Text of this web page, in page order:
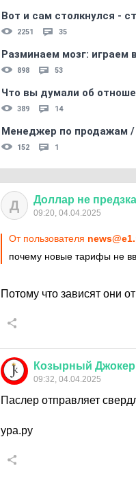
Вот и сам столкнулся -
2251 35
Разминаем мозг: играем
898 53
Что вы думали об
389 14
Менеджер по продажам /
152 1
Д Доллар не
09:20, 04.04.2025
От пользователя
почему новые тарифы не
Потому что зависят они
Козырный Джокер
09:32, 04.04.2025
Паслер отправляет
ура.ру